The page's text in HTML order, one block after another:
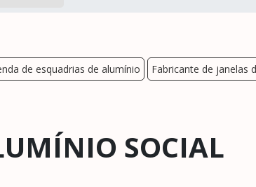
de esquadrias de alumínio Fabricante de janelas
SOCIAL